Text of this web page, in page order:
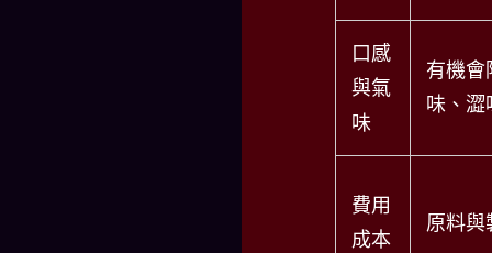
口感
與氣
味
有機會
味、澀
費用
成本
原料與